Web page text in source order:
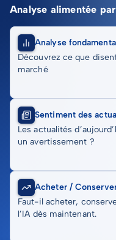
Analyse alimentée
Analyse
Découvrez ce que
marché
Sentiment des
Les actualités
un avertissement ?
Acheter /
Faut-il acheter,
l’IA dès maintenant.